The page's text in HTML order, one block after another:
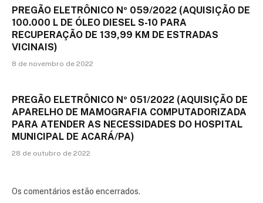
PREGÃO ELETRÔNICO Nº 059/2022 (AQUISIÇÃO DE
100.000 L DE ÓLEO DIESEL S-10 PARA
RECUPERAÇÃO DE 139,99 KM DE ESTRADAS
VICINAIS)
8 de novembro de 2022
PREGÃO ELETRÔNICO Nº 051/2022 (AQUISIÇÃO DE
APARELHO DE MAMOGRAFIA COMPUTADORIZADA
PARA ATENDER AS NECESSIDADES DO HOSPITAL
MUNICIPAL DE ACARÁ/PA)
28 de outubro de 2022
Os comentários estão encerrados.